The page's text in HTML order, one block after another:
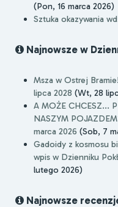
(Pon, 16 marca 2026)
Sztuka okazywania
Najnowsze w
Msza w Ostrej
lipca 2028 (Wt, 28
A MOŻE CHCESZ...
NASZYM
marca 2026 (Sob, 7
Gadoidy z kosmosu
wpis w Dzienniku
lutego 2026)
Najnowsze